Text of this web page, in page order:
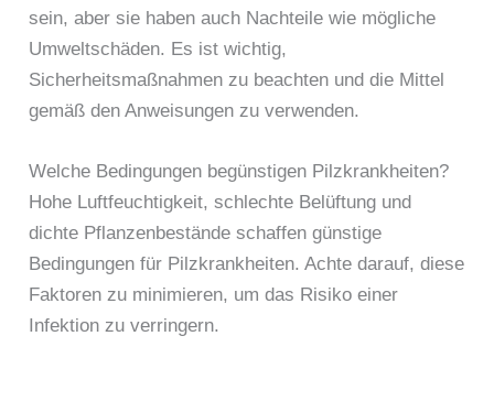
sein, aber sie haben auch Nachteile wie mögliche
Umweltschäden. Es ist wichtig,
Sicherheitsmaßnahmen zu beachten und die Mittel
gemäß den Anweisungen zu verwenden.
Welche Bedingungen begünstigen Pilzkrankheiten?
Hohe Luftfeuchtigkeit, schlechte Belüftung und
dichte Pflanzenbestände schaffen günstige
Bedingungen für Pilzkrankheiten. Achte darauf, diese
Faktoren zu minimieren, um das Risiko einer
Infektion zu verringern.